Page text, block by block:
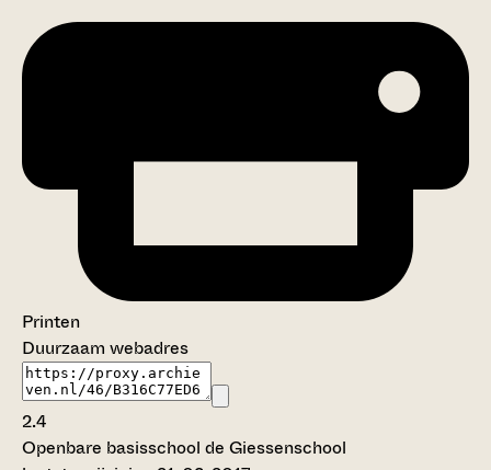
Printen
Duurzaam webadres
2.4
Openbare basisschool de Giessenschool